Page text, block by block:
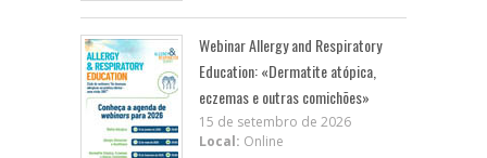
Webinar Allergy and Respiratory
Education: «Dermatite atópica,
eczemas e outras comichões»
15 de setembro de 2026
Local: Online